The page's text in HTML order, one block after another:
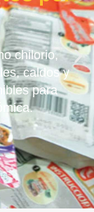
chilorio,
caldos y
para